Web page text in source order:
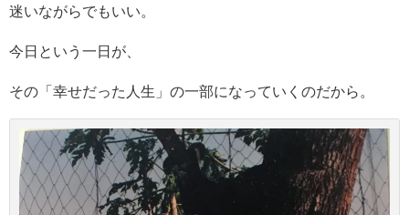
迷いながらでもいい。
今日という一日が、
その「幸せだった人生」の一部になっていくのだから。